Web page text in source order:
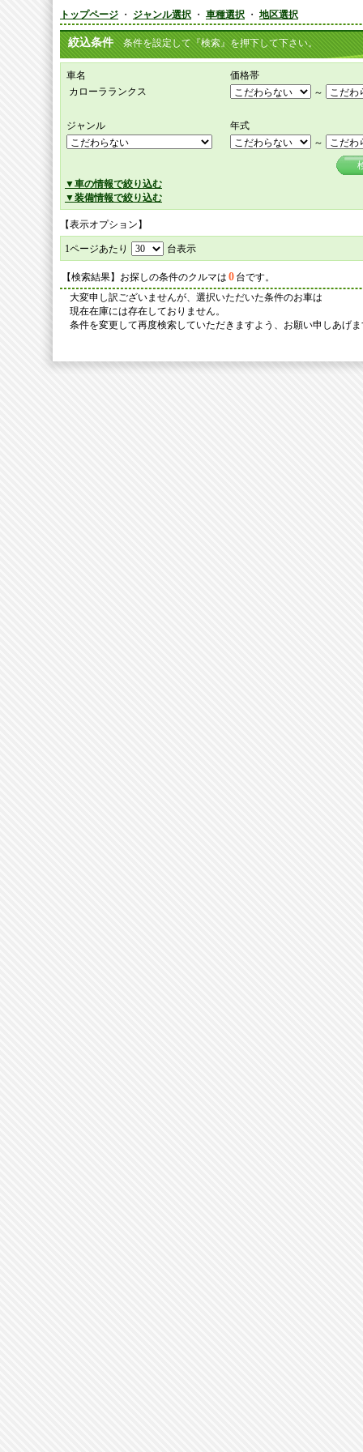
トップページ ・ ジャンル選択 ・ 車種選択 ・ 地区選択
絞込条件 条件を設定して『検索』を押下して下さい。
車名
価格帯
カローラランクス
～
ジャンル
年式
～
▼車の情報で絞り込む
▼装備情報で絞り込む
【表示オプション】
1ページあたり 台表示
【検索結果】お探しの条件のクルマは 0 台です。
大変申し訳ございませんが、選択いただいた条件のお車は
現在在庫には存在しておりません。
条件を変更して再度検索していただきますよう、お願い申しあげ